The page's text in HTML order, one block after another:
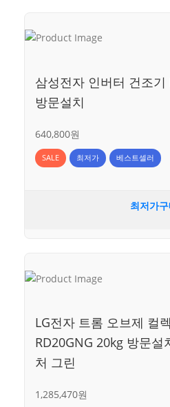
삼성전자 인버터 건조
방문설치
640,800원
SALE 최저가 베스트셀러
최저가
LG전자 트롬 오브제 컬
RD20GNG 20kg 방문설
처 그린
1,285,470원